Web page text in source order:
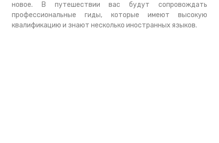
новое. В путешествии вас будут сопровождать
профессиональные гиды, которые имеют высокую
квалификацию и знают несколько иностранных языков.